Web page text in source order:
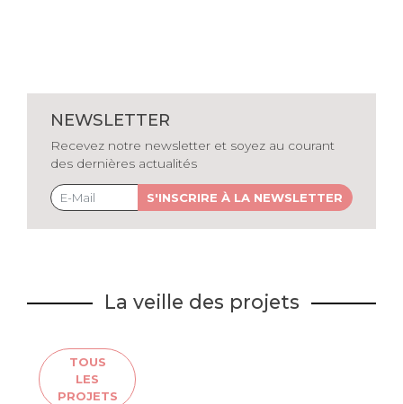
NEWSLETTER
Recevez notre newsletter et soyez au courant
des dernières actualités
S'INSCRIRE À LA NEWSLETTER
La veille des projets
TOUS
LES
PROJETS